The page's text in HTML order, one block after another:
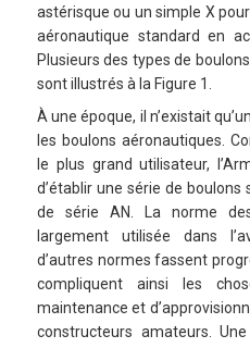
astérisque ou un simple X
aéronautique standard en
Plusieurs des types de
sont illustrés à la Figure 1.
À une époque, il n’existait
les boulons aéronautiques.
le plus grand utilisateur,
d’établir une série de
de série AN. La norme
largement utilisée dans
d’autres normes fassent
compliquent ainsi les
maintenance et
constructeurs amateurs.